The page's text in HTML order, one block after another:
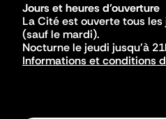
Jours et heures d'ouverture
La Cité est ouverte tous les
(sauf le mardi).
Nocturne le jeudi jusqu'à
Informations et conditions